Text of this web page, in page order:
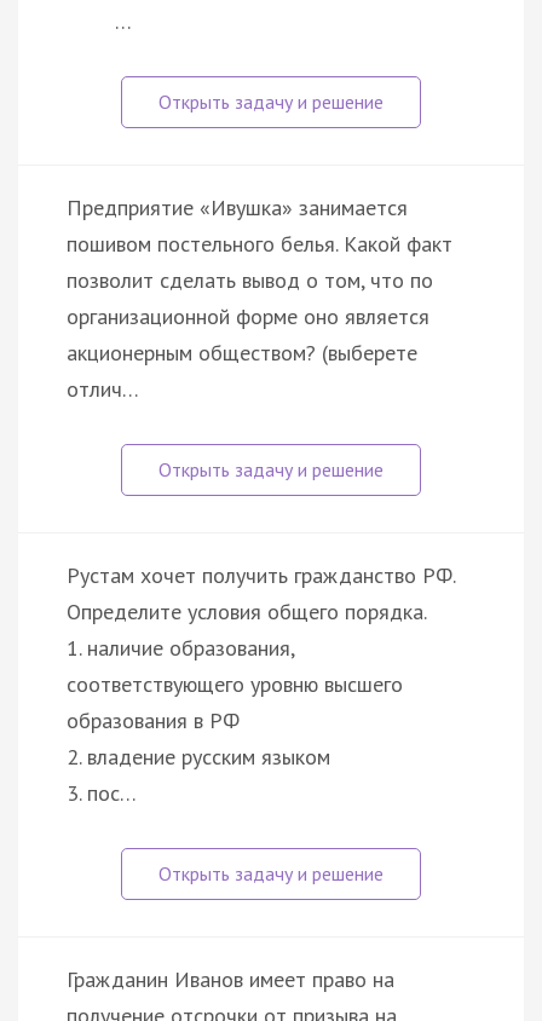
…
Предприятие «Ивушка» занимается
пошивом постельного белья. Какой факт
позволит сделать вывод о том, что по
организационной форме оно является
акционерным обществом? (выберете
отлич…
Рустам хочет получить гражданство РФ.
Определите условия общего порядка.
1. наличие образования,
соответствующего уровню высшего
образования в РФ
2. владение русским языком
3. пос…
Гражданин Иванов имеет право на
получение отсрочки от призыва на